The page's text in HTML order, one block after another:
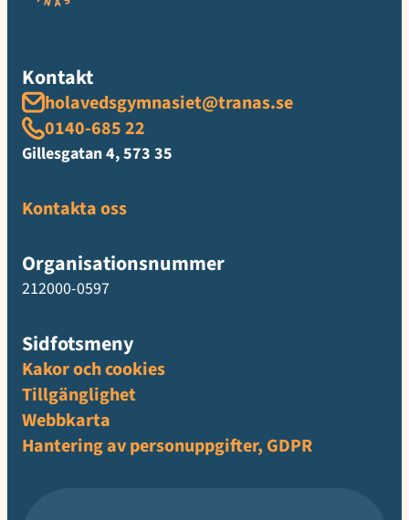
Kontakt
holavedsgymnasiet@tranas.se
0140-685 22
Gillesgatan 4, 573 35
Kontakta oss
Organisationsnummer
212000-0597
Sidfotsmeny
Kakor och cookies
Tillgänglighet
Webbkarta
Hantering av personuppgifter, GDPR